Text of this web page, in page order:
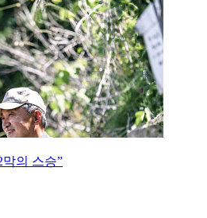
의 스승”